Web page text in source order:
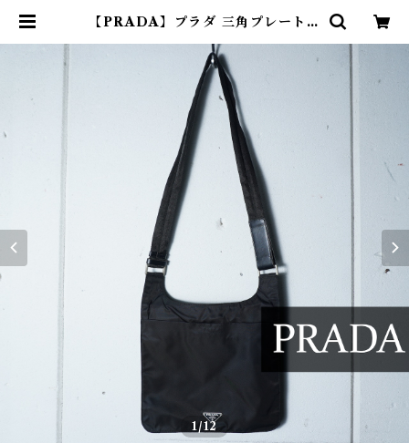
【PRADA】プラダ 三角プレートロ
k | ブランド古着屋 Jesus Judas
（ジーザス ジューダス）
1/12